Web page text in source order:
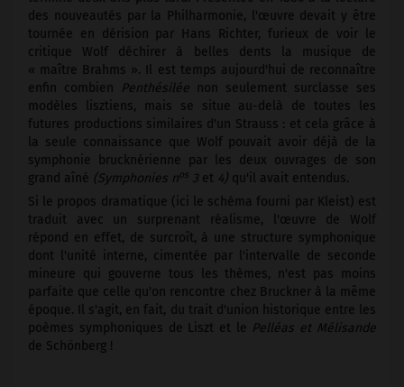
des nouveautés par la Philharmonie, l'œuvre devait y être
tournée en dérision par Hans Richter, furieux de voir le
critique Wolf déchirer à belles dents la musique de
« maître Brahms ». Il est temps aujourd'hui de reconnaître
enfin combien
Penthésilée non seulement surclasse ses
modèles lisztiens, mais se situe au-delà de toutes les
futures productions similaires d'un Strauss : et cela grâce à
la seule connaissance que Wolf pouvait avoir déjà de la
symphonie brucknérienne par les deux ouvrages de son
grand aîné (Symphonies nos 3 et 4) qu'il avait entendus.
Si le propos dramatique (ici le schéma fourni par Kleist) est
traduit avec un surprenant réalisme, l'œuvre de Wolf
répond en effet, de surcroît, à une structure symphonique
dont l'unité interne, cimentée par l'intervalle de seconde
mineure qui gouverne tous les thèmes, n'est pas moins
parfaite que celle qu'on rencontre chez Bruckner à la même
époque. Il s'agit, en fait, du trait d'union historique entre les
poèmes symphoniques de Liszt et le Pelléas et Mélisande
de Schönberg !